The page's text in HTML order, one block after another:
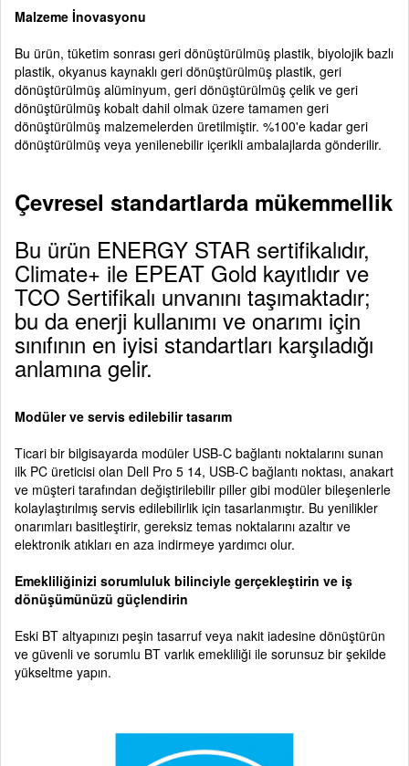
Malzeme İnovasyonu
Bu ürün, tüketim sonrası geri dönüştürülmüş plastik, biyolojik bazlı
plastik, okyanus kaynaklı geri dönüştürülmüş plastik, geri
dönüştürülmüş alüminyum, geri dönüştürülmüş çelik ve geri
dönüştürülmüş kobalt dahil olmak üzere tamamen geri
dönüştürülmüş malzemelerden üretilmiştir. %100'e kadar geri
dönüştürülmüş veya yenilenebilir içerikli ambalajlarda gönderilir.
Çevresel standartlarda mükemmellik
Bu ürün ENERGY STAR sertifikalıdır,
Climate+ ile EPEAT Gold kayıtlıdır ve
TCO Sertifikalı unvanını taşımaktadır;
bu da enerji kullanımı ve onarımı için
sınıfının en iyisi standartları karşıladığı
anlamına gelir.
Modüler ve servis edilebilir tasarım
Ticari bir bilgisayarda modüler USB-C bağlantı noktalarını sunan
ilk PC üreticisi olan Dell Pro 5 14, USB-C bağlantı noktası, anakart
ve müşteri tarafından değiştirilebilir piller gibi modüler bileşenlerle
kolaylaştırılmış servis edilebilirlik için tasarlanmıştır. Bu yenilikler
onarımları basitleştirir, gereksiz temas noktalarını azaltır ve
elektronik atıkları en aza indirmeye yardımcı olur.
Emekliliğinizi sorumluluk bilinciyle gerçekleştirin ve iş
dönüşümünüzü güçlendirin
Eski BT altyapınızı peşin tasarruf veya nakit iadesine dönüştürün
ve güvenli ve sorumlu BT varlık emekliliği ile sorunsuz bir şekilde
yükseltme yapın.